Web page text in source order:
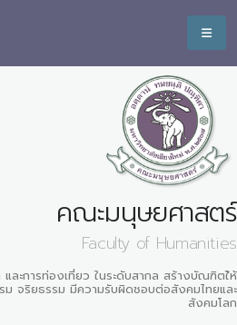
คณะมนุษยศาสตร์
Faculty of Humanities
ละการท่องเที่ยว ในระดับสากล สร้างบัณฑิตใ้ห้
จริยธรรม มีความรับผิดชอบต่อสังคมไทยและ
สังคมโลก